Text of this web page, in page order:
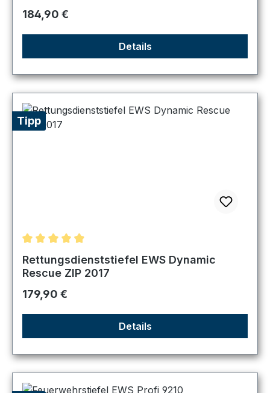
Regulärer Preis:
184,90 €
Details
Tipp
Durchschnittliche Bewertung von 4.89 von 5 Sternen
Rettungsdienststiefel EWS Dynamic
Rescue ZIP 2017
Regulärer Preis:
179,90 €
Details